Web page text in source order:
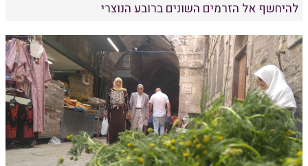
להיחשף אל הזרמים השונים ברובע הנוצרי